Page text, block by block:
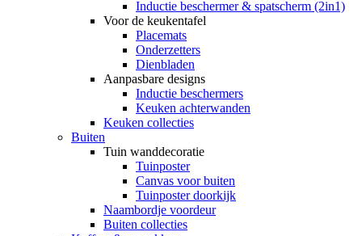
Inductie beschermer & spatscherm (2in1)
Voor de keukentafel
Placemats
Onderzetters
Dienbladen
Aanpasbare designs
Inductie beschermers
Keuken achterwanden
Keuken collecties
Buiten
Tuin wanddecoratie
Tuinposter
Canvas voor buiten
Tuinposter doorkijk
Naambordje voordeur
Buiten collecties